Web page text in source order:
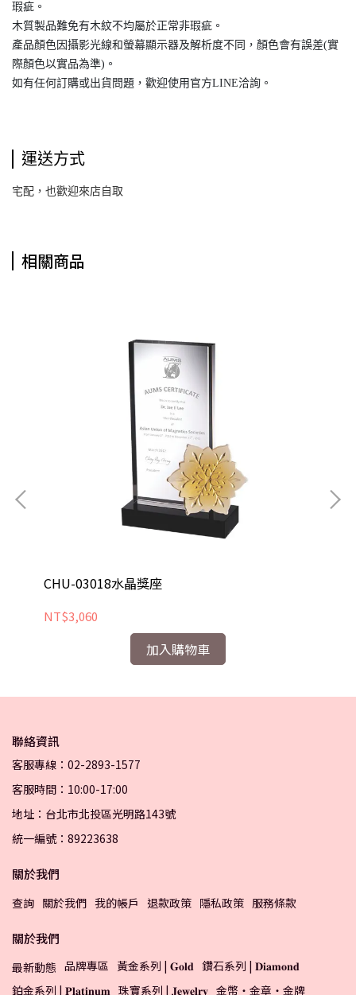
瑕疵。
木質製品難免有木紋不均屬於正常非瑕疵。
產品顏色因攝影光線和螢幕顯示器及解析度不同，顏色會有誤差(實
際顏色以實品為準)。
如有任何訂購或出貨問題，歡迎使用官方LINE洽詢。
運送方式
宅配，也歡迎來店自取
相關商品
CHU-03018水晶獎座
NT$3,060
加入購物車
聯絡資訊
客服專線：02-2893-1577
客服時間：10:00-17:00
地址：台北市北投區光明路143號
統一編號：89223638
關於我們
查詢 關於我們 我的帳戶 退款政策 隱私政策 服務條款
關於我們
最新動態 品牌專區 黃金系列 | 𝐆𝐨𝐥𝐝 鑽石系列 | 𝐃𝐢𝐚𝐦𝐨𝐧𝐝
鉑金系列 | 𝐏𝐥𝐚𝐭𝐢𝐧𝐮𝐦 珠寶系列 | 𝐉𝐞𝐰𝐞𝐥𝐫𝐲 金幣・金章・金牌